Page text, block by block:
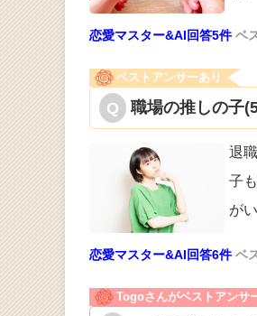
恋愛マスター&AI回答5件 ベ
ベストアンサーあり
職場の推しの子
退
子
が
恋愛マスター&AI回答6件 ベ
Togoさんがベストアンサ